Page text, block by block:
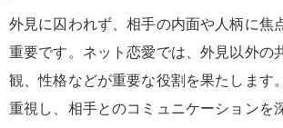
外見に囚われず、相手の内面や人柄に焦
重要です。ネット恋愛では、外見以外の
観、性格などが重要な役割を果たします
重視し、相手とのコミュニケーションを